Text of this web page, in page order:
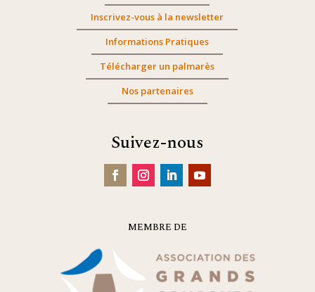
Inscrivez-vous à la newsletter
Informations Pratiques
Télécharger un palmarès
Nos partenaires
Suivez-nous
MEMBRE DE